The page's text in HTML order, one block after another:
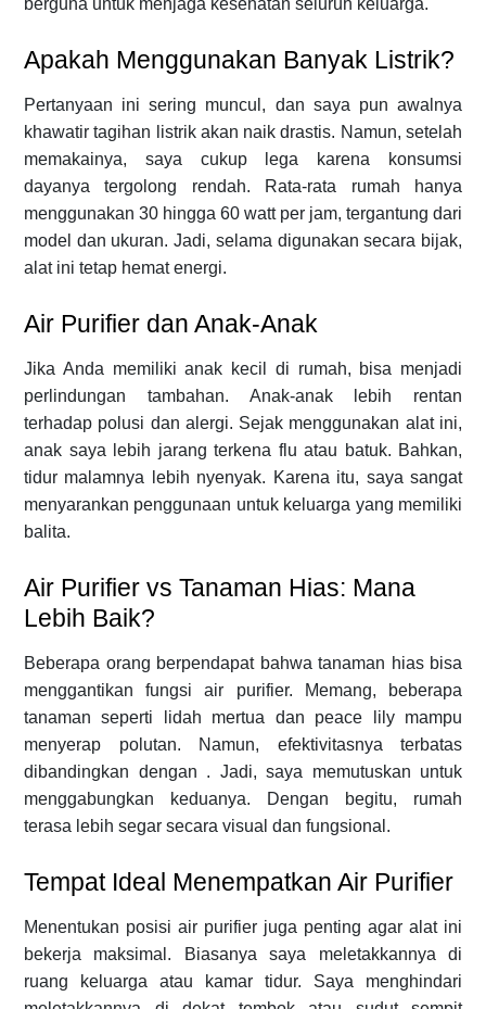
Apakah Menggunakan Banyak Listrik?
Pertanyaan ini sering muncul, dan saya pun awalnya
khawatir tagihan listrik akan naik drastis. Namun, setelah
memakainya, saya cukup lega karena konsumsi
dayanya tergolong rendah. Rata-rata rumah hanya
menggunakan 30 hingga 60 watt per jam, tergantung dari
model dan ukuran. Jadi, selama digunakan secara bijak,
alat ini tetap hemat energi.
Air Purifier dan Anak-Anak
Jika Anda memiliki anak kecil di rumah, bisa menjadi
perlindungan tambahan. Anak-anak lebih rentan
terhadap polusi dan alergi. Sejak menggunakan alat ini,
anak saya lebih jarang terkena flu atau batuk. Bahkan,
tidur malamnya lebih nyenyak. Karena itu, saya sangat
menyarankan penggunaan untuk keluarga yang memiliki
balita.
Air Purifier vs Tanaman Hias: Mana
Lebih Baik?
Beberapa orang berpendapat bahwa tanaman hias bisa
menggantikan fungsi air purifier. Memang, beberapa
tanaman seperti lidah mertua dan peace lily mampu
menyerap polutan. Namun, efektivitasnya terbatas
dibandingkan dengan . Jadi, saya memutuskan untuk
menggabungkan keduanya. Dengan begitu, rumah
terasa lebih segar secara visual dan fungsional.
Tempat Ideal Menempatkan Air Purifier
Menentukan posisi air purifier juga penting agar alat ini
bekerja maksimal. Biasanya saya meletakkannya di
ruang keluarga atau kamar tidur. Saya menghindari